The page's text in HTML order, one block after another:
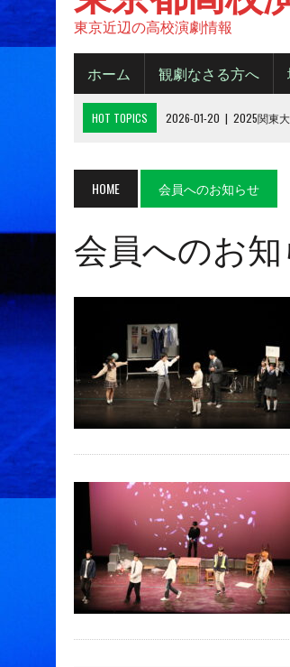
東京近辺の高校演劇情報
ホーム 観劇なさる方へ
HOT TOPICS 2026-01-20 | 2025関東
2025-10-14 | 2025年 都大会の観劇につい
2026-06-15
令和８年度城東地区新人
HOME 会員へのお知らせ
会員へのお